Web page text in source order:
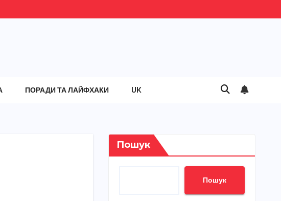
ПОРАДИ ТА ЛАЙФХАКИ UK
Пошук
Пошук